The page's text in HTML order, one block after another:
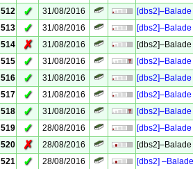
512
✓ 31/08/2016
513
✓ 31/08/2016
514
✗ 31/08/2016
515
✓ 31/08/2016
516
✓ 31/08/2016
517
✓ 31/08/2016
518
✓ 31/08/2016
519
✓ 28/08/2016
520
✗ 28/08/2016
521
✓ 28/08/2016
[dbs2]